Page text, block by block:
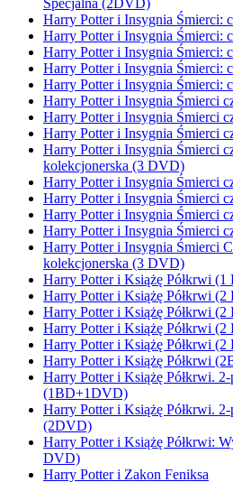
Specjalna (2DVD)
Harry Potter i Insygnia Śmierci:
Harry Potter i Insygnia Śmierci:
Harry Potter i Insygnia Śmierci:
Harry Potter i Insygnia Śmierci:
Harry Potter i Insygnia Śmierci:
Harry Potter i Insygnia Śmierci
Harry Potter i Insygnia Śmierci
Harry Potter i Insygnia Śmierci
Harry Potter i Insygnia Śmierci
kolekcjonerska (3 DVD)
Harry Potter i Insygnia Śmierci
Harry Potter i Insygnia Śmierci
Harry Potter i Insygnia Śmierci
Harry Potter i Insygnia Śmierci
Harry Potter i Insygnia Śmierci
kolekcjonerska (3 DVD)
Harry Potter i Książę Półkrwi
Harry Potter i Książę Półkrwi (2
Harry Potter i Książę Półkrwi
Harry Potter i Książę Półkrwi
Harry Potter i Książę Półkrwi
Harry Potter i Książę Półkrwi
Harry Potter i Książę Półkrwi.
(1BD+1DVD)
Harry Potter i Książę Półkrwi.
(2DVD)
Harry Potter i Książę Półkrwi:
DVD)
Harry Potter i Zakon Feniksa